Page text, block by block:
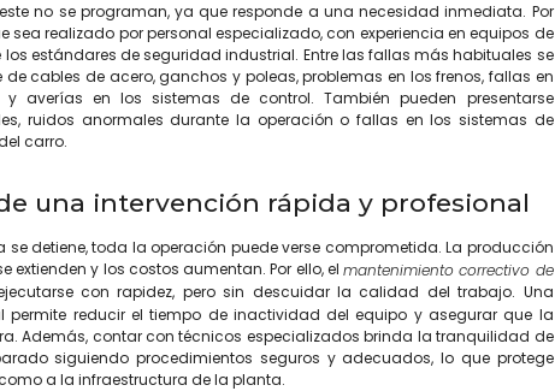
no se programan, ya que responde a una necesidad inmediata. Por
sea realizado por personal especializado, con experiencia en equipos de
estándares de seguridad industrial. Entre las fallas más habituales se
cables de acero, ganchos y poleas, problemas en los frenos, fallas en
y averías en los sistemas de control. También pueden presentarse
ruidos anormales durante la operación o fallas en los sistemas de
carro.
una intervención rápida y profesional
se detiene, toda la operación puede verse comprometida. La producción
extienden y los costos aumentan. Por ello, elmantenimiento correctivo de
con rapidez, pero sin descuidar la calidad del trabajo. Una
permite reducir el tiempo de inactividad del equipo y asegurar que la
Además, contar con técnicos especializados brinda la tranquilidad de
siguiendo procedimientos seguros y adecuados, lo que protege
a la infraestructura de la planta.